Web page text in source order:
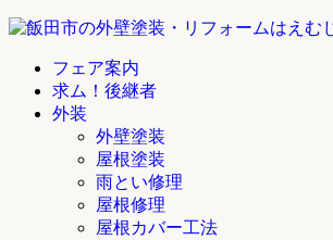
フェア案内
求ム！後継者
外装
外壁塗装
屋根塗装
雨とい修理
屋根修理
屋根カバー工法